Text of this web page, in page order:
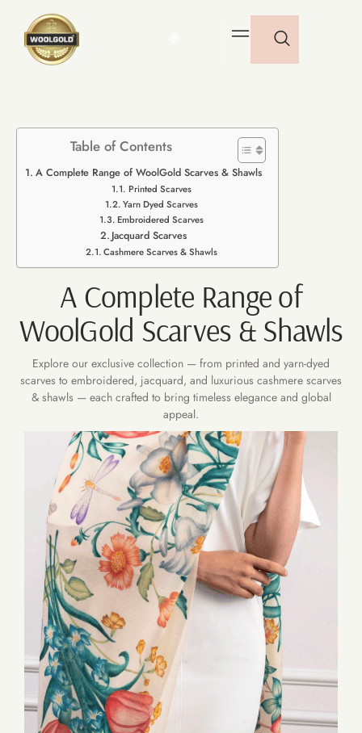
Table of Contents
A Complete Range of WoolGold Scarves & Shawls
Printed Scarves
Yarn Dyed Scarves
Embroidered Scarves
Jacquard Scarves
Cashmere Scarves & Shawls
A Complete Range of
WoolGold Scarves & Shawls
Explore our exclusive collection — from printed and yarn-dyed
scarves to embroidered, jacquard, and luxurious cashmere scarves
& shawls — each crafted to bring timeless elegance and global
appeal.